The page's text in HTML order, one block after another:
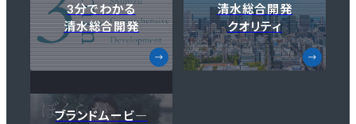
3分でわかる
清水総合開発
清水総合開発
クオリティ
ブランドムービ―